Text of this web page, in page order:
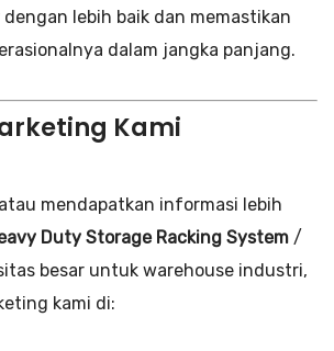
lebih baik dan memastikan
dalam jangka panjang.
Kami
mendapatkan informasi lebih
Duty Storage Racking System /
besar untuk warehouse industri,
kami di: